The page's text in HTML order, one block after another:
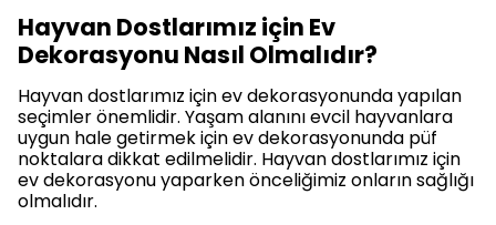
Hayvan Dostlarımız için Ev
Dekorasyonu Nasıl Olmalıdır?
Hayvan dostlarımız için ev dekorasyonunda yapılan
seçimler önemlidir. Yaşam alanını evcil hayvanlara
uygun hale getirmek için ev dekorasyonunda püf
noktalara dikkat edilmelidir. Hayvan dostlarımız için
ev dekorasyonu yaparken önceliğimiz onların sağlığı
olmalıdır.